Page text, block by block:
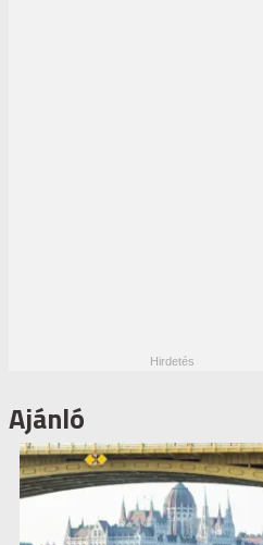
Ajánló